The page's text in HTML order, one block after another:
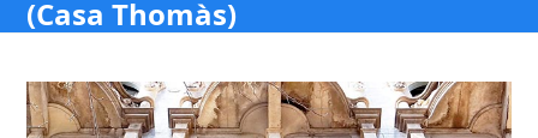
(Casa Thomàs)